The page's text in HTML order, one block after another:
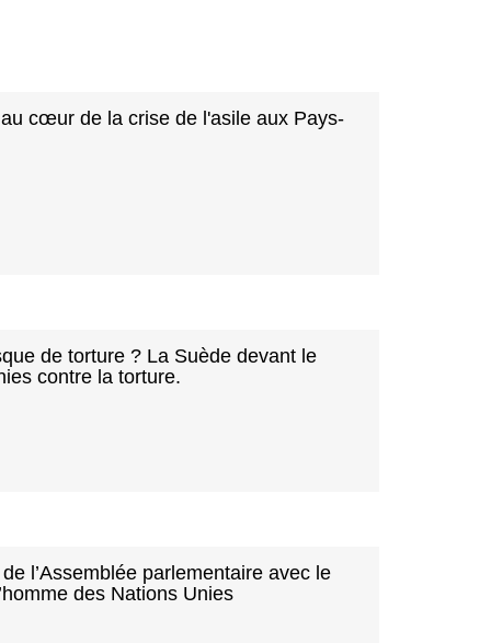
cœur de la crise de l'asile aux Pays-
de torture ? La Suède devant le
contre la torture.
l’Assemblée parlementaire avec le
des Nations Unies